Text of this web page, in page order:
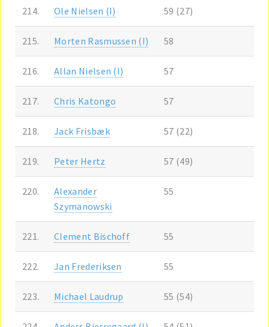
214. Ole Nielsen (I) 59 (27)
215. Morten Rasmussen (I) 58
216. Allan Nielsen (I) 57
217. Chris Katongo 57
218. Jack Frisbæk 57 (22)
219. Peter Hertz 57 (49)
220.
Alexander
Szymanowski
55
221. Clement Bischoff 55
222. Jan Frederiksen 55
223. Michael Laudrup 55 (54)